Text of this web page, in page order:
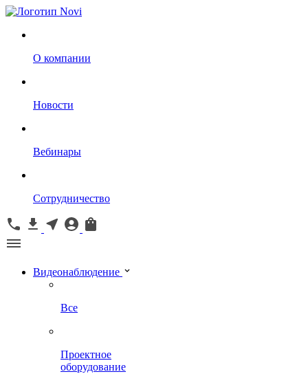
О компании
Новости
Вебинары
Сотрудничество
Видеонаблюдение
Все
Проектное
оборудование